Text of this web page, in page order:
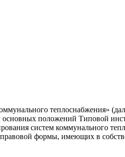
теплоснабжения»
положений Типовой
систем коммунального
формы, имеющих в